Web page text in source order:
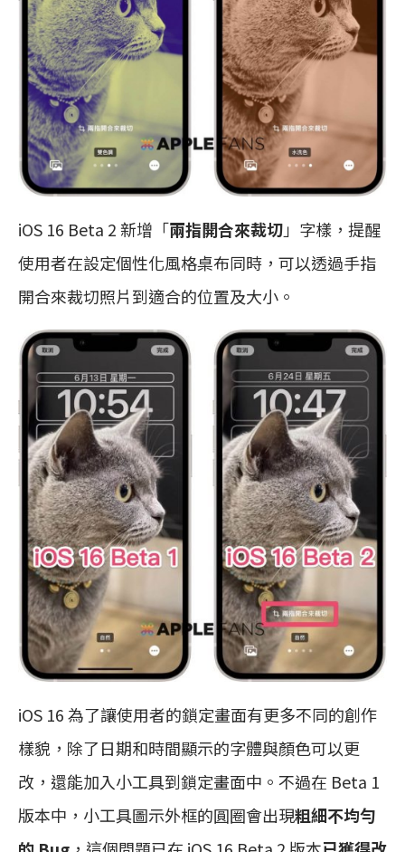
iOS 16 Beta 2 新增「兩指開合來裁切」字樣，提醒
使用者在設定個性化風格桌布同時，可以透過手指
開合來裁切照片到適合的位置及大小。
iOS 16 為了讓使用者的鎖定畫面有更多不同的創作
樣貌，除了日期和時間顯示的字體與顏色可以更
改，還能加入小工具到鎖定畫面中。不過在 Beta 1
版本中，小工具圖示外框的圓圈會出現粗細不均勻